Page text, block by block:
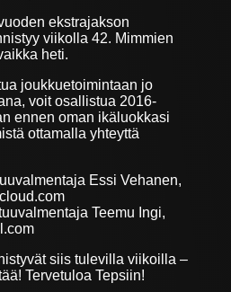
ekstrajakson
viikolla 42. Mimmien
heti.
joukkuetoimintaan jo
voit osallistua 2016-
ennen oman ikäluokkasi
ottamalla yhteyttä
Essi Vehanen,
Teemu Ingi,
siis tulevilla viikoilla –
Tervetuloa Tepsiin!